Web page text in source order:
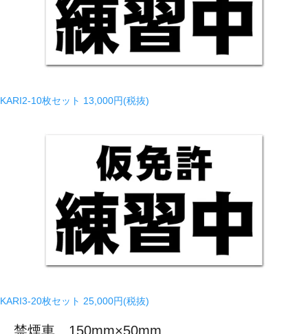
KARI2-10枚セット 13,000円(税抜)
KARI3-20枚セット 25,000円(税抜)
禁煙車 150mm×50mm